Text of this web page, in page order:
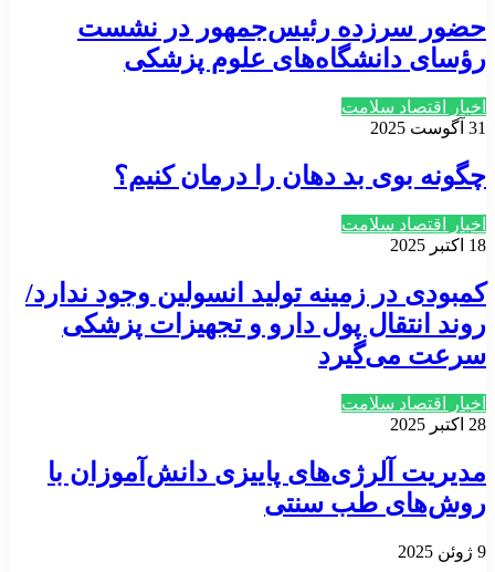
حضور سرزده رئیس‌جمهور در نشست
رؤسای دانشگاه‌های علوم پزشکی
اخبار اقتصاد سلامت
31 آگوست 2025
چگونه بوی بد دهان را درمان کنیم؟
اخبار اقتصاد سلامت
18 اکتبر 2025
کمبودی در زمینه تولید انسولین وجود ندارد/
روند انتقال پول دارو و تجهیزات پزشکی
سرعت می‌گیرد
اخبار اقتصاد سلامت
28 اکتبر 2025
مدیریت آلرژی‌های پاییزی دانش‌آموزان با
روش‌های طب سنتی
9 ژوئن 2025